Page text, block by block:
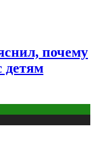
почему
детям